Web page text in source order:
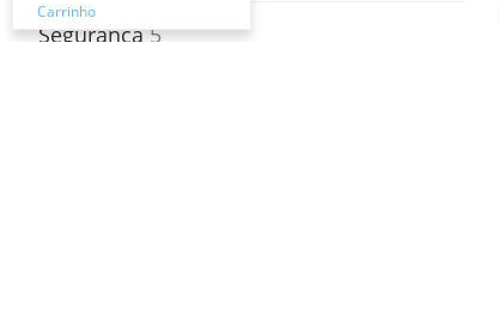
Segurança5
Carrinho